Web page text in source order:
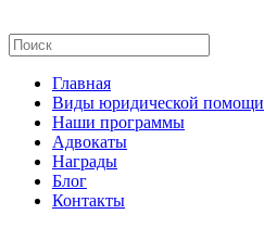
Главная
Виды юридической помощи
Наши программы
Адвокаты
Награды
Блог
Контакты